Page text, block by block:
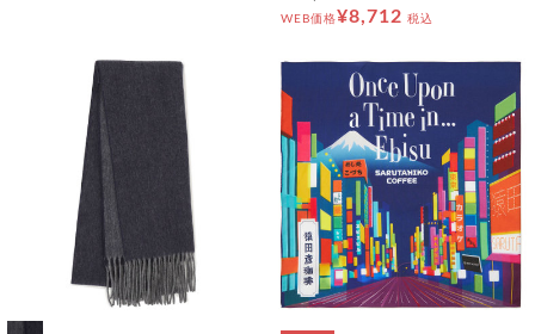
WEB価格¥8,712 税込